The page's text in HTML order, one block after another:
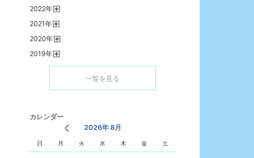
2022年
2021年
2020年
2019年
一覧を見る
カレンダー
2026年 8月
日 月 火 水 木 金 土